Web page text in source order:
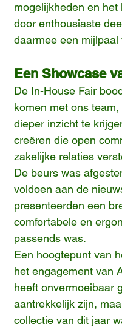
mogelijkheden en
door enthousiaste
daarmee een mijlpaal
Een Showcase
De In-House Fair
komen met ons
dieper inzicht te
creëren die open
zakelijke relaties
De beurs was
voldoen aan de
presenteerden een
comfortabele en
passends was.
Een hoogtepunt van
het engagement van
heeft onvermoeibaar
aantrekkelijk zijn,
collectie van dit jaar